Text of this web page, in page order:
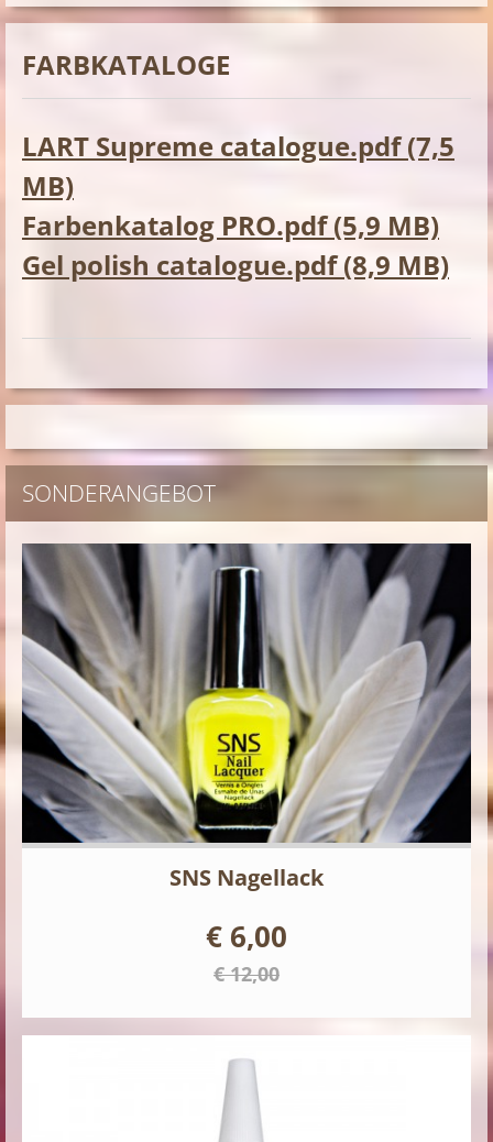
FARBKATALOGE
LART Supreme catalogue.pdf (7,5
MB)
Farbenkatalog PRO.pdf (5,9 MB)
Gel polish catalogue.pdf (8,9 MB)
SONDERANGEBOT
SNS Nagellack
€ 6,00
€ 12,00